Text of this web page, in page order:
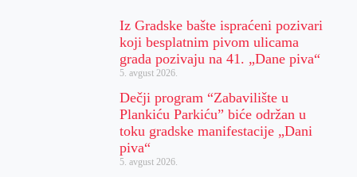
Iz Gradske bašte ispraćeni pozivari
koji besplatnim pivom ulicama
grada pozivaju na 41. „Dane piva“
5. avgust 2026.
Dečji program “Zabavilište u
Plankiću Parkiću” biće održan u
toku gradske manifestacije „Dani
piva“
5. avgust 2026.